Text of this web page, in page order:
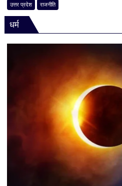
उत्तर प्रदेश राजनीति
धर्म